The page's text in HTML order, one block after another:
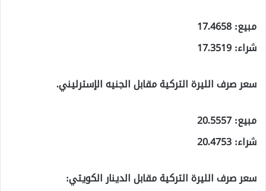
مبيع: 17.4658
شراء: 17.3519
سعر صرف الليرة التركية مقابل الجنيه الإسترليني.
مبيع: 20.5557
شراء: 20.4753
سعر صرف الليرة التركية مقابل الدينار الكويتي: